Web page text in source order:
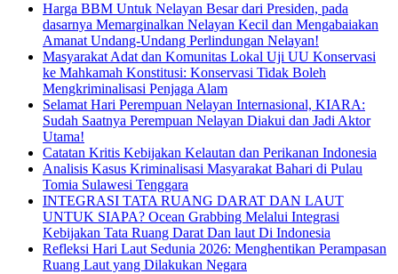
Harga BBM Untuk Nelayan Besar dari Presiden, pada
dasarnya Memarginalkan Nelayan Kecil dan Mengabaiakan
Amanat Undang-Undang Perlindungan Nelayan!
Masyarakat Adat dan Komunitas Lokal Uji UU Konservasi
ke Mahkamah Konstitusi: Konservasi Tidak Boleh
Mengkriminalisasi Penjaga Alam
Selamat Hari Perempuan Nelayan Internasional, KIARA:
Sudah Saatnya Perempuan Nelayan Diakui dan Jadi Aktor
Utama!
Catatan Kritis Kebijakan Kelautan dan Perikanan Indonesia
Analisis Kasus Kriminalisasi Masyarakat Bahari di Pulau
Tomia Sulawesi Tenggara
INTEGRASI TATA RUANG DARAT DAN LAUT
UNTUK SIAPA? Ocean Grabbing Melalui Integrasi
Kebijakan Tata Ruang Darat Dan laut Di Indonesia
Refleksi Hari Laut Sedunia 2026: Menghentikan Perampasan
Ruang Laut yang Dilakukan Negara